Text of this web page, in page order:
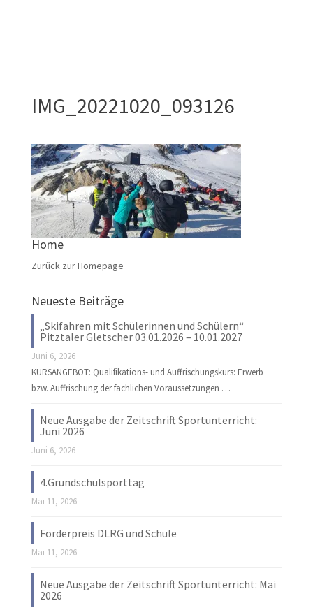
IMG_20221020_093126
Home
Zurück zur Homepage
Neueste Beiträge
„Skifahren mit Schülerinnen und Schülern“
Pitztaler Gletscher 03.01.2026 – 10.01.2027
Juni 6, 2026
KURSANGEBOT: Qualifikations- und Auffrischungskurs: Erwerb
bzw. Auffrischung der fachlichen Voraussetzungen …
Neue Ausgabe der Zeitschrift Sportunterricht:
Juni 2026
Juni 6, 2026
4.Grundschulsporttag
Mai 11, 2026
Förderpreis DLRG und Schule
Mai 11, 2026
Neue Ausgabe der Zeitschrift Sportunterricht: Mai
2026